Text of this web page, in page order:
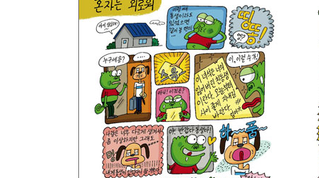
28. 너구리는 개과 동물이다. 맞을까, 틀릴까?
29. 개 나이로 한 살은 사람의 나이로 ?살이다.
30. 개와 고양이가 만나서 싸우는 이유는 ?때문이
- 세 번째 단원 정리 - 네가 수를 아느냐?
31. 지구상에는 약 ?종류의 개가 있다.
32. 개는 자기보다 힘센 개를 만나면 바로 ?를 보인
33. 미국의 텔레비전 연속극으로 만들어진 ‘래시’
34. 개가 사람에게 자꾸 기대면서 미는 행위를 하
35. 개는 파란색과 노란색을 구별할 수 있을까, 없